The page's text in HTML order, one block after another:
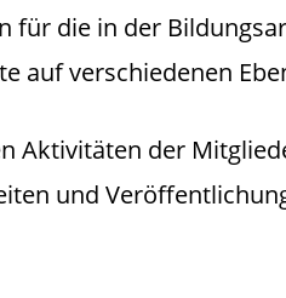
für die in der
auf verschiedenen
Aktivitäten der
und